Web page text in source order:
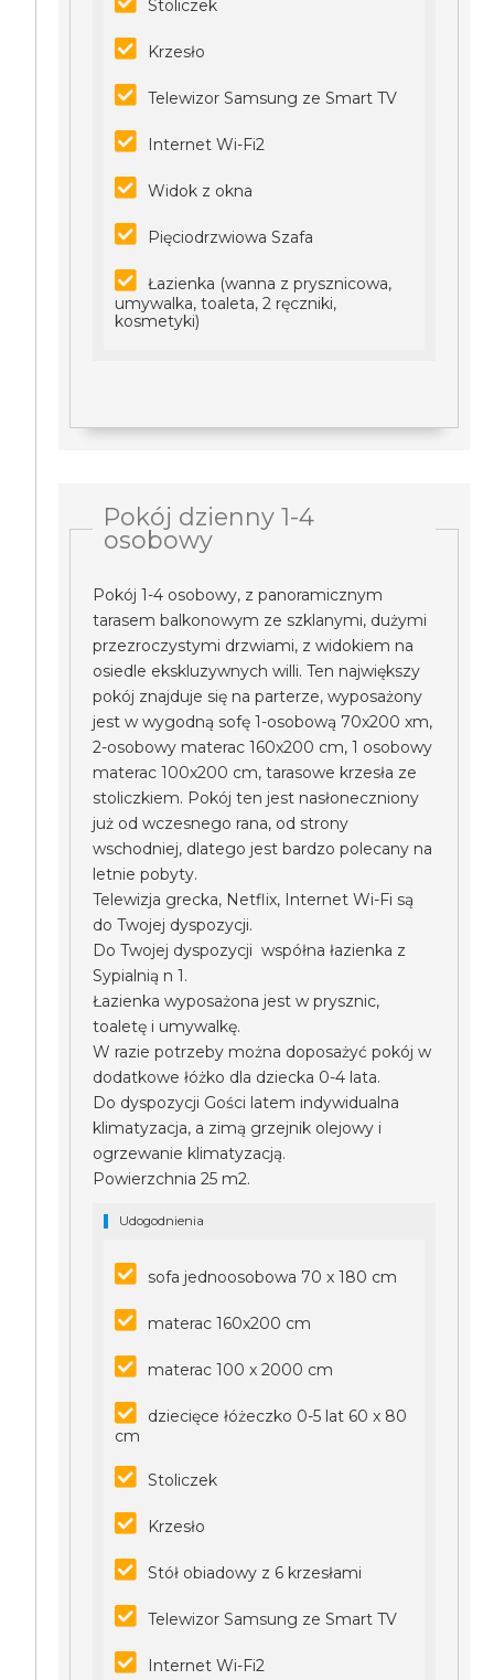
Stoliczek
Krzesło
Telewizor Samsung ze Smart TV
Internet Wi-Fi2
Widok z okna
Pięciodrzwiowa Szafa
Łazienka (wanna z prysznicowa,
umywalka, toaleta, 2 ręczniki,
kosmetyki)
Pokój dzienny 1-4
osobowy
Pokój 1-4 osobowy, z panoramicznym
tarasem balkonowym ze szklanymi, dużymi
przezroczystymi drzwiami, z widokiem na
osiedle ekskluzywnych willi. Ten największy
pokój znajduje się na parterze, wyposażony
jest w wygodną sofę 1-osobową 70x200 xm,
2-osobowy materac 160x200 cm, 1 osobowy
materac 100x200 cm, tarasowe krzesła ze
stoliczkiem. Pokój ten jest nasłoneczniony
już od wczesnego rana, od strony
wschodniej, dlatego jest bardzo polecany na
letnie pobyty.
Telewizja grecka, Netflix, Internet Wi-Fi są
do Twojej dyspozycji.
Do Twojej dyspozycji współna łazienka z
Sypialnią n 1.
Łazienka wyposażona jest w prysznic,
toaletę i umywalkę.
W razie potrzeby można doposażyć pokój w
dodatkowe łóżko dla dziecka 0-4 lata.
Do dyspozycji Gości latem indywidualna
klimatyzacja, a zimą grzejnik olejowy i
ogrzewanie klimatyzacją.
Powierzchnia 25 m2.
Udogodnienia
sofa jednoosobowa 70 x 180 cm
materac 160x200 cm
materac 100 x 2000 cm
dziecięce łóżeczko 0-5 lat 60 x 80
cm
Stoliczek
Krzesło
Stół obiadowy z 6 krzesłami
Telewizor Samsung ze Smart TV
Internet Wi-Fi2